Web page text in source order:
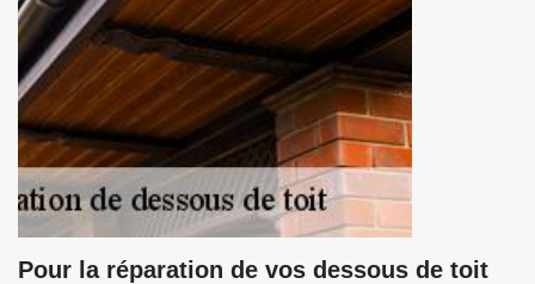
Pour la réparation de vos dessous de toit